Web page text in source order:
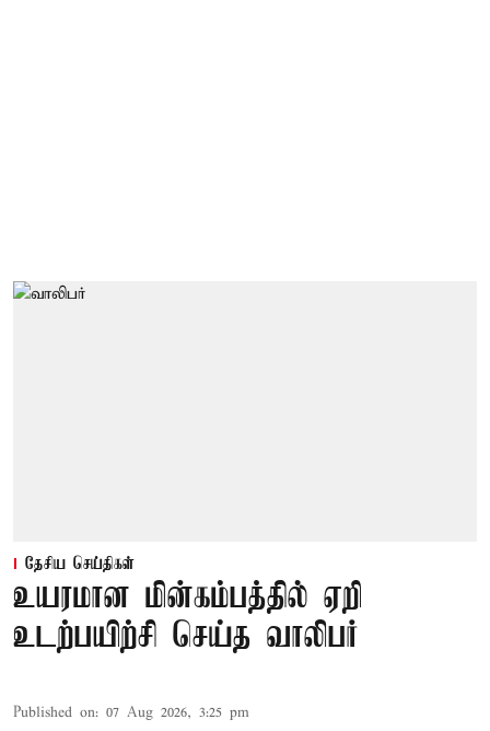
தேசிய செய்திகள்
உயரமான மின்கம்பத்தில் ஏறி
உடற்பயிற்சி செய்த வாலிபர்
Published on: 07 Aug 2026, 3:25 pm